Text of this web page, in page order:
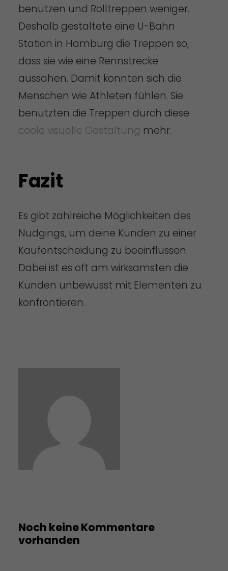
benutzen und Rolltreppen weniger.
Deshalb gestaltete eine U-Bahn
Station in Hamburg die Treppen so,
dass sie wie eine Rennstrecke
aussahen. Damit konnten sich die
Menschen wie Athleten fühlen. Sie
benutzten die Treppen durch diese
coole visuelle Gestaltung mehr.
Fazit
Es gibt zahlreiche Möglichkeiten des
Nudgings, um deine Kunden zu einer
Kaufentscheidung zu beeinflussen.
Dabei ist es oft am wirksamsten die
Kunden unbewusst mit Elementen zu
konfrontieren.
Noch keine Kommentare
vorhanden